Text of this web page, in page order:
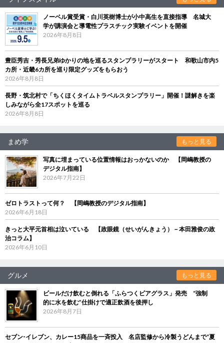
ノーベル賞受賞・白川英樹博士が小中高生を直接指導 名城大
学が講演会と導電性プラスチック実験イベントを開催
2026年8月8日
豊臣秀吉・秀長兄弟ゆかりの地を巡るスタンプラリーがスタート 和歌山市内5
カ所・近畿6カ所を巡り限定グッズをもらおう
2026年8月8日
長野・筑北村で「ちくほくタイムトラベルスタンプラリー」開催！謎解きを楽
しみながら全17スポットを巡る
2026年8月8日
まめ学 もっと見る
写真に埋まっている位置情報はおっかないのか 【岡嶋教授の
デジタル指南】
2026年7月22日
ゼロトラストって何？ 【岡嶋教授のデジタル指南】
2026年6月18日
きっと大平元首相は泣いている 【政眼鏡（せいがんきょう）－本田雅俊の政
治コラム】
2026年6月10日
グルメ もっと見る
ビールだけ飲むと倒れる「ふらつくビアグラス」発売 “強制
的に水を飲む”仕掛けで適正飲酒を後押し
2026年8月7日
セブン‐イレブン、カレー15商品を一斉投入 名店監修から冷製うどんまで“夏